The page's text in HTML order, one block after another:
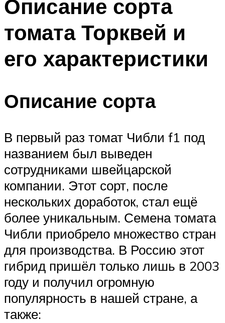
Описание сорта
томата Торквей и
его характеристики
Описание сорта
В первый раз томат Чибли f1 под
названием был выведен
сотрудниками швейцарской
компании. Этот сорт, после
нескольких доработок, стал ещё
более уникальным. Семена томата
Чибли приобрело множество стран
для производства. В Россию этот
гибрид пришёл только лишь в 2003
году и получил огромную
популярность в нашей стране, а
также: